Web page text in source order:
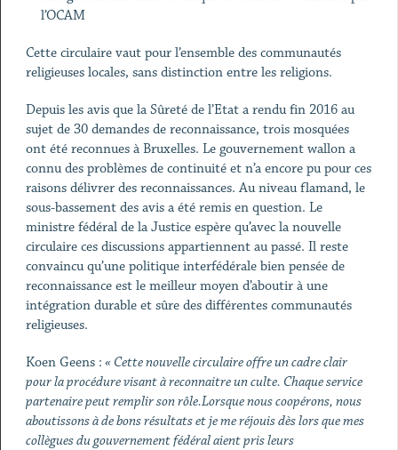
l’OCAM
Cette circulaire vaut pour l’ensemble des communautés
religieuses locales, sans distinction entre les religions.
Depuis les avis que la Sûreté de l’Etat a rendu fin 2016 au
sujet de 30 demandes de reconnaissance, trois mosquées
ont été reconnues à Bruxelles. Le gouvernement wallon a
connu des problèmes de continuité et n’a encore pu pour ces
raisons délivrer des reconnaissances. Au niveau flamand, le
sous-bassement des avis a été remis en question. Le
ministre fédéral de la Justice espère qu’avec la nouvelle
circulaire ces discussions appartiennent au passé. Il reste
convaincu qu’une politique interfédérale bien pensée de
reconnaissance est le meilleur moyen d’aboutir à une
intégration durable et sûre des différentes communautés
religieuses.
Koen Geens : « Cette nouvelle circulaire offre un cadre clair
pour la procédure visant à reconnaitre un culte. Chaque service
partenaire peut remplir son rôle.Lorsque nous coopérons, nous
aboutissons à de bons résultats et je me réjouis dès lors que mes
collègues du gouvernement fédéral aient pris leurs